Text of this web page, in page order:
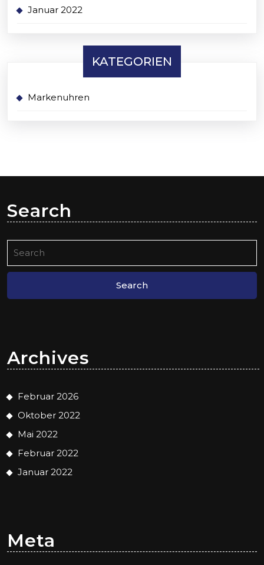
Januar 2022
KATEGORIEN
Markenuhren
Search
for:
Archives
Februar 2026
Oktober 2022
Mai 2022
Februar 2022
Januar 2022
Meta